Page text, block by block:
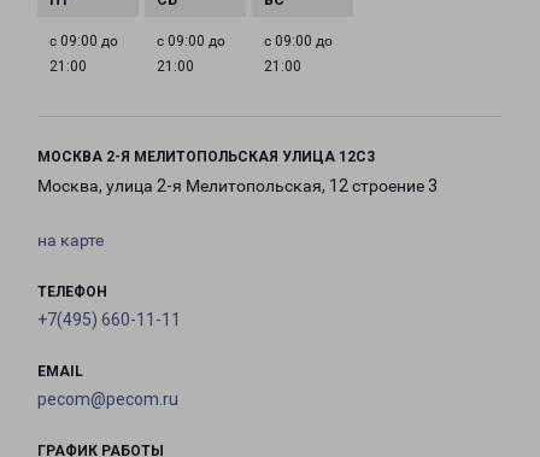
с 09:00 до
21:00
с 09:00 до
21:00
с 09:00 до
21:00
МОСКВА 2-Я МЕЛИТОПОЛЬСКАЯ УЛИЦА 12С3
Москва, улица 2-я Мелитопольская, 12 строение 3
на карте
ТЕЛЕФОН
+7(495) 660-11-11
EMAIL
pecom@pecom.ru
ГРАФИК РАБОТЫ